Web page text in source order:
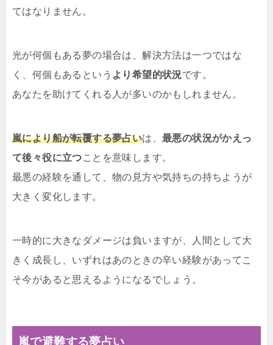
てはなりません。
光が何個もある夢の場合は、解決方法は一つではな
く、何個もあるという より希望的状況です。
あなたを助けてくれる人が多いのかもしれません。
嵐により船が転覆する夢占いは、最悪の状況がかえっ
て後々役に立つことを意味します。
最悪の経験を通して、物の見方や気持ちの持ちようが
大きく変化します。
一時的に大きなダメージは負いますが、人間として大
きく成長し、いずれはあのときの辛い経験があってこ
そ今があると思えるようになるでしょう。
嵐で避難する夢占い